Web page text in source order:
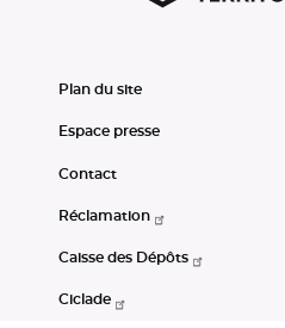
Plan du site
Espace presse
Contact
Réclamation
Caisse des Dépôts
Ciclade